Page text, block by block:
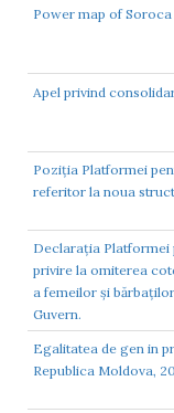
Power map of
Apel privind
Poziția Platformei
referitor la noua
Declarația Platformei
privire la omiterea
a femeilor şi
Guvern.
Egalitatea de gen in
Republica Moldova,